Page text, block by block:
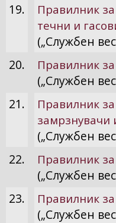
19.
Правилник
течни и
(„Службен
20.
Правилник
(„Службен
21.
Правилник
замрзнувачи
(„Службен
22.
Правилник
(„Службен
23.
Правилник
(„Службен